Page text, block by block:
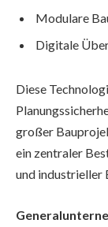
Modulare
Digitale
Diese
großer
ein zentraler
und industrieller